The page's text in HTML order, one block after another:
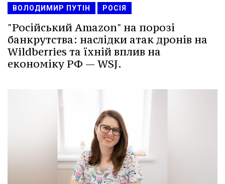
ВОЛОДИМИР ПУТІН РОСІЯ
"Російський Amazon" на порозі
банкрутства: наслідки атак дронів на
Wildberries та їхній вплив на
економіку РФ — WSJ.